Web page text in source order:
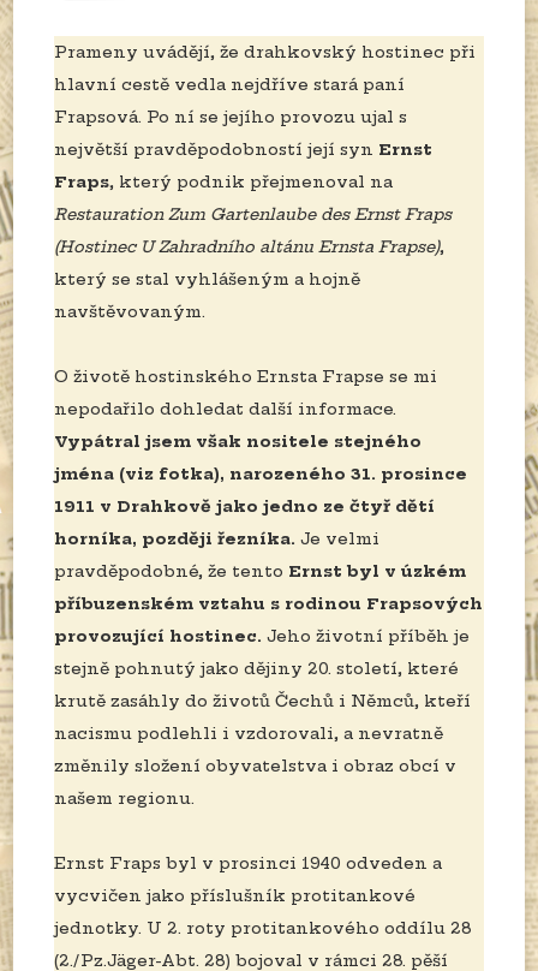
Prameny uvádějí, že drahkovský hostinec při
hlavní cestě vedla nejdříve stará paní
Frapsová. Po ní se jejího provozu ujal s
největší pravděpodobností její syn Ernst
Fraps, který podnik přejmenoval na
Restauration Zum Gartenlaube des Ernst Fraps
(Hostinec U Zahradního altánu Ernsta Frapse),
který se stal vyhlášeným a hojně
navštěvovaným.
O životě hostinského Ernsta Frapse se mi
nepodařilo dohledat další informace.
Vypátral jsem však nositele stejného
jména (viz fotka), narozeného 31. prosince
1911 v Drahkově jako jedno ze čtyř dětí
horníka, později řezníka. Je velmi
pravděpodobné, že tento Ernst byl v úzkém
příbuzenském vztahu s rodinou Frapsových
provozující hostinec. Jeho životní příběh je
stejně pohnutý jako dějiny 20. století, které
krutě zasáhly do životů Čechů i Němců, kteří
nacismu podlehli i vzdorovali, a nevratně
změnily složení obyvatelstva i obraz obcí v
našem regionu.
Ernst Fraps byl v prosinci 1940 odveden a
vycvičen jako příslušník protitankové
jednotky. U 2. roty protitankového oddílu 28
(2./Pz.Jäger-Abt. 28) bojoval v rámci 28. pěší